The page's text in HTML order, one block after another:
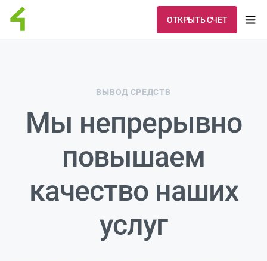
ОТКРЫТЬ СЧЕТ
ВЫВОД СРЕДСТВ
Мы непрерывно
повышаем
качество наших
услуг